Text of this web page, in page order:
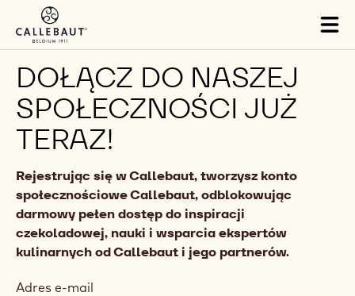
Skip to main content
DOŁĄCZ DO NASZEJ
SPOŁECZNOŚCI JUŻ
TERAZ!
Rejestrując się w Callebaut, tworzysz konto
społecznościowe Callebaut, odblokowując
darmowy pełen dostęp do inspiracji
czekoladowej, nauki i wsparcia ekspertów
kulinarnych od Callebaut i jego partnerów.
Adres e-mail